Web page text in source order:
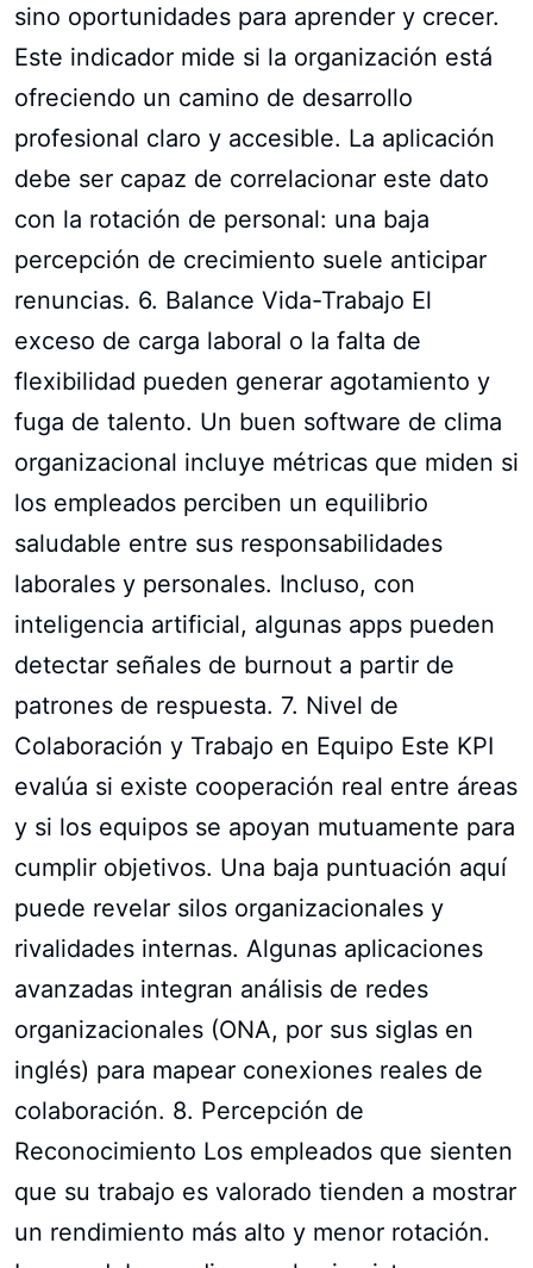
sino oportunidades para aprender y crecer.
Este indicador mide si la organización está
ofreciendo un camino de desarrollo
profesional claro y accesible. La aplicación
debe ser capaz de correlacionar este dato
con la rotación de personal: una baja
percepción de crecimiento suele anticipar
renuncias. 6. Balance Vida-Trabajo El
exceso de carga laboral o la falta de
flexibilidad pueden generar agotamiento y
fuga de talento. Un buen software de clima
organizacional incluye métricas que miden si
los empleados perciben un equilibrio
saludable entre sus responsabilidades
laborales y personales. Incluso, con
inteligencia artificial, algunas apps pueden
detectar señales de burnout a partir de
patrones de respuesta. 7. Nivel de
Colaboración y Trabajo en Equipo Este KPI
evalúa si existe cooperación real entre áreas
y si los equipos se apoyan mutuamente para
cumplir objetivos. Una baja puntuación aquí
puede revelar silos organizacionales y
rivalidades internas. Algunas aplicaciones
avanzadas integran análisis de redes
organizacionales (ONA, por sus siglas en
inglés) para mapear conexiones reales de
colaboración. 8. Percepción de
Reconocimiento Los empleados que sienten
que su trabajo es valorado tienden a mostrar
un rendimiento más alto y menor rotación.